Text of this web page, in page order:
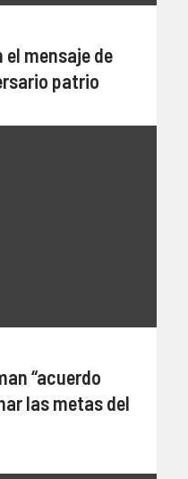
el mensaje de
patrio
“acuerdo
las metas del